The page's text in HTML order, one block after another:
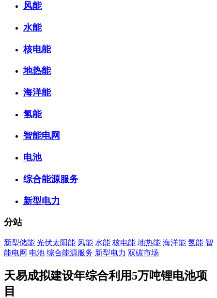
风能
水能
核电能
地热能
海洋能
氢能
智能电网
电池
综合能源服务
新型电力
分站
新型储能 光伏太阳能 风能 水能 核电能 地热能 海洋能 氢能 智
能电网 电池 综合能源服务 新型电力 双碳市场
天易成拟建设年综合利用5万吨锂电池项
目